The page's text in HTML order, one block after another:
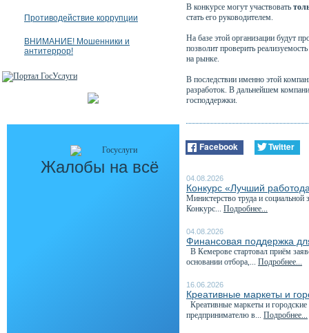
Противодействие коррупции
ВНИМАНИЕ! Мошенники и
антитеррор!
Жалобы на всё
В конкурсе могут участвовать
стать его руководителем.
На базе этой организации будут
позволит проверить
на рынке.
В последствии именно этой
разработок. В дальнейшем
господдержки.
Facebook Twitter
04.08.2026
Конкурс «Лучший
Министерство труда и социальной
Конкурс... Подробнее...
04.08.2026
Финансовая поддержка
В Кемерове стартовал приём
основании отбора,... Подробнее...
16.06.2026
Креативные маркеты и
Креативные маркеты и
предпринимателю в... Подробнее...